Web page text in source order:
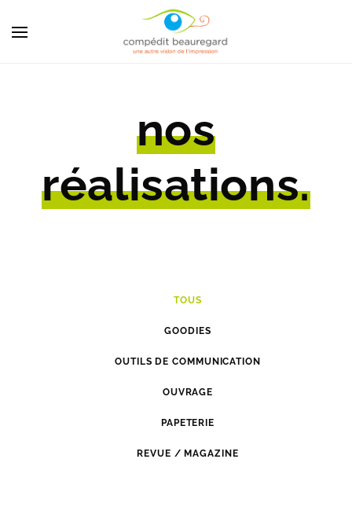
nos
réalisations.
TOUS
GOODIES
OUTILS DE COMMUNICATION
OUVRAGE
PAPETERIE
REVUE / MAGAZINE